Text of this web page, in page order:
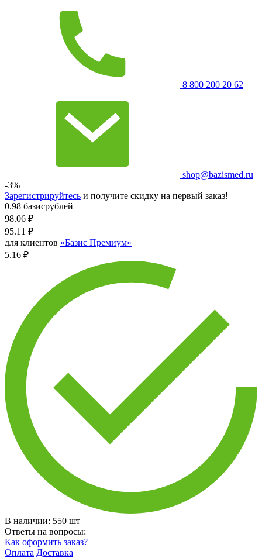
8 800 200 20 62
shop@bazismed.ru
-3%
Зарегистрируйтесь и получите скидку на первый заказ!
0.98 базисрублей
98.06 ₽
95.11 ₽
для клиентов «Базис Премиум»
5.16 ₽
В наличии: 550 шт
Ответы на вопросы:
Как оформить заказ?
Оплата Доставка